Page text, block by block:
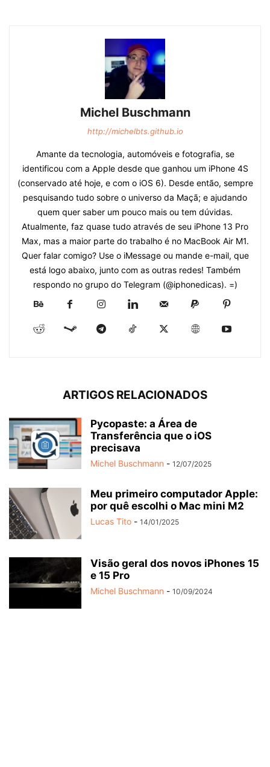
Michel Buschmann
http://michelbts.github.io
Amante da tecnologia, automóveis e fotografia, se
identificou com a Apple desde que ganhou um iPhone 4S
(conservado até hoje, e com o iOS 6). Desde então, sempre
pesquisando tudo sobre o universo da Maçã; e ajudando
quem quer saber um pouco mais ou tem dúvidas.
Atualmente, faz quase tudo através de seu iPhone 13 Pro
Max, mas a maior parte do trabalho é no MacBook Air M1.
Quer falar comigo? Use o iMessage ou mande e-mail, que
está logo abaixo, junto com as outras redes! Também
respondo no grupo do Telegram (@iphonedicas). =)
ARTIGOS RELACIONADOS
Pycopaste: a Área de
Transferência que o iOS
precisava
Michel Buschmann - 12/07/2025
Meu primeiro computador Apple:
por quê escolhi o Mac mini M2
Lucas Tito - 14/01/2025
Visão geral dos novos iPhones 15
e 15 Pro
Michel Buschmann - 10/09/2024